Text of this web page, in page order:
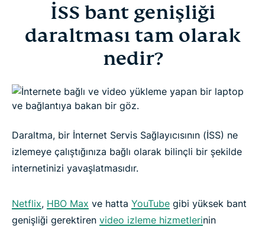
İSS bant genişliği daraltması tam olarak nedir?
İnternetinizin yavaşlatıldığını nasıl anlarsınız
Bant genişliği daraltmasını atlatmanın en iyi yolu
nedir?
İSS'nizin Netflix'i yavaşlatmasını nasıl önlersiniz
3 kolay adımda İSS daraltmasının önüne geçin
Sıkça sorulan sorular: İSS daraltması
İSS bant genişliği
daraltması tam olarak
nedir?
Daraltma, bir İnternet Servis Sağlayıcısının (İSS) ne
izlemeye çalıştığınıza bağlı olarak bilinçli bir şekilde
internetinizi yavaşlatmasıdır.
Netflix, HBO Max ve hatta YouTube gibi yüksek bant
genişliği gerektiren video izleme hizmetlerinin